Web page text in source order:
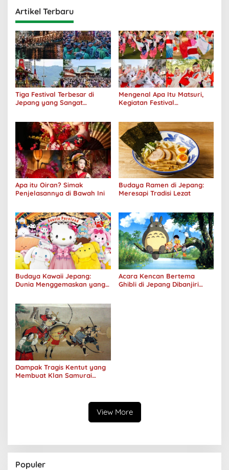
Artikel Terbaru
Tiga Festival Terbesar di
Jepang yang Sangat
Mengenal Apa Itu Matsuri,
Kegiatan Festival
Apa itu Oiran? Simak
Penjelasannya di Bawah Ini
Budaya Ramen di Jepang:
Meresapi Tradisi Lezat
Budaya Kawaii Jepang:
Dunia Menggemaskan yang
Acara Kencan Bertema
Ghibli di Jepang Dibanjiri
Dampak Tragis Kentut yang
Membuat Klan Samurai
View More
Populer